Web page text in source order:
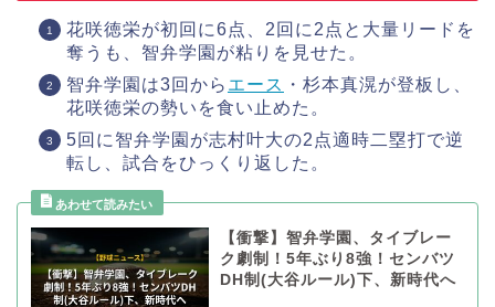
花咲徳栄が初回に6点、2回に2点と大量リードを
奪うも、智弁学園が粘りを見せた。
智弁学園は3回から エース ・杉本真滉が登板し、
花咲徳栄の勢いを食い止めた。
5回に智弁学園が志村叶大の2点適時二塁打で逆
転し、試合をひっくり返した。
【衝撃】智弁学園、タイブレー
ク劇制！5年ぶり8強！センバツ
DH制(大谷ルール)下、新時代へ